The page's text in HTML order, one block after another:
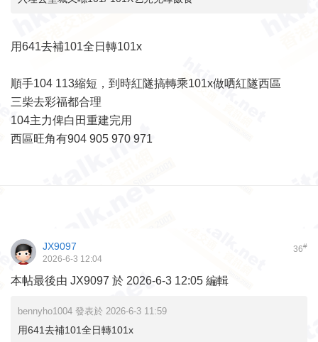
用641去補101全日轉101x
順手104 113縮短，到時紅隧搞轉乘101x做哂紅隧西區
三柴去彩福都合理
104主力俾白田重建完用
西區旺角有904 905 970 971
36#
JX9097
2026-6-3 12:04
本帖最後由 JX9097 於 2026-6-3 12:05 編輯
bennyho1004 發表於 2026-6-3 11:59
用641去補101全日轉101x